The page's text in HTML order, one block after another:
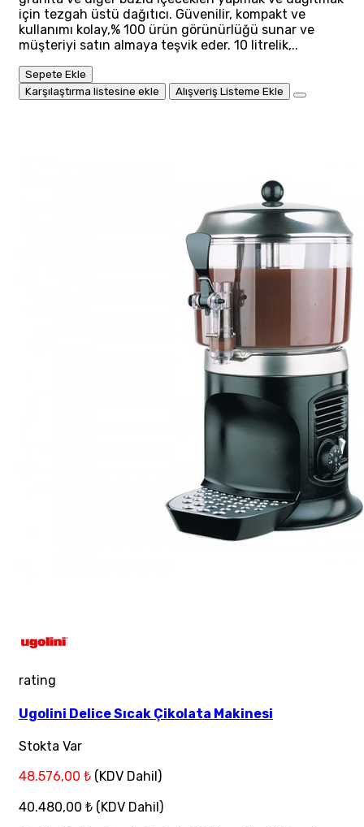
için tezgah üstü dağıtıcı. Güvenilir, kompakt ve
kullanımı kolay,% 100 ürün görünürlüğü sunar ve
müşteriyi satın almaya teşvik eder. 10 litrelik,..
Sepete Ekle
Karşılaştırma listesine ekle
Alışveriş Listeme Ekle
rating
Ugolini Delice Sıcak Çikolata Makinesi
Stokta Var
48.576,00 ₺ (KDV Dahil)
40.480,00 ₺ (KDV Dahil)